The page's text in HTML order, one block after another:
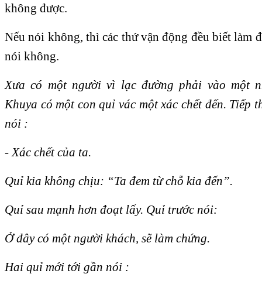
không được.
Nếu nói không, thì các thứ vận động đều biết làm
nói không.
Xưa có một người vì lạc đường phải vào một
Khuya có một con quỉ vác một xác chết đến. Tiếp
nói :
- Xác chết của ta.
Quỉ kia không chịu: “Ta đem từ chỗ kia đến”.
Quỉ sau mạnh hơn đoạt lấy. Quỉ trước nói:
Ở đây có một người khách, sẽ làm chứng.
Hai quỉ mới tới gần nói :